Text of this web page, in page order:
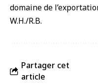
domaine de
W.H./R.B.
Partager cet
article